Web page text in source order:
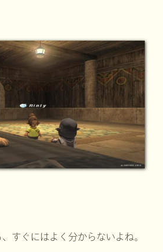
すぐにはよく分からないよね。